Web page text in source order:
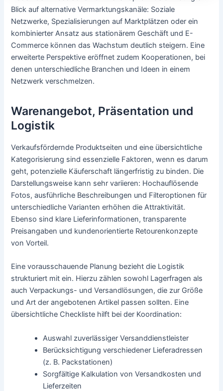
Blick auf alternative Vermarktungskanäle: Soziale
Netzwerke, Spezialisierungen auf Marktplätzen oder ein
kombinierter Ansatz aus stationärem Geschäft und E-
Commerce können das Wachstum deutlich steigern. Eine
erweiterte Perspektive eröffnet zudem Kooperationen, bei
denen unterschiedliche Branchen und Ideen in einem
Netzwerk verschmelzen.
Warenangebot, Präsentation und
Logistik
Verkaufsfördernde Produktseiten und eine übersichtliche
Kategorisierung sind essenzielle Faktoren, wenn es darum
geht, potenzielle Käuferschaft längerfristig zu binden. Die
Darstellungsweise kann sehr variieren: Hochauflösende
Fotos, ausführliche Beschreibungen und Filteroptionen für
unterschiedliche Varianten erhöhen die Attraktivität.
Ebenso sind klare Lieferinformationen, transparente
Preisangaben und kundenorientierte Retourenkonzepte
von Vorteil.
Eine vorausschauende Planung bezieht die Logistik
strukturiert mit ein. Hierzu zählen sowohl Lagerfragen als
auch Verpackungs- und Versandlösungen, die zur Größe
und Art der angebotenen Artikel passen sollten. Eine
übersichtliche Checkliste hilft bei der Koordination:
Auswahl zuverlässiger Versanddienstleister
Berücksichtigung verschiedener Lieferadressen
(z. B. Packstationen)
Sorgfältige Kalkulation von Versandkosten und
Lieferzeiten